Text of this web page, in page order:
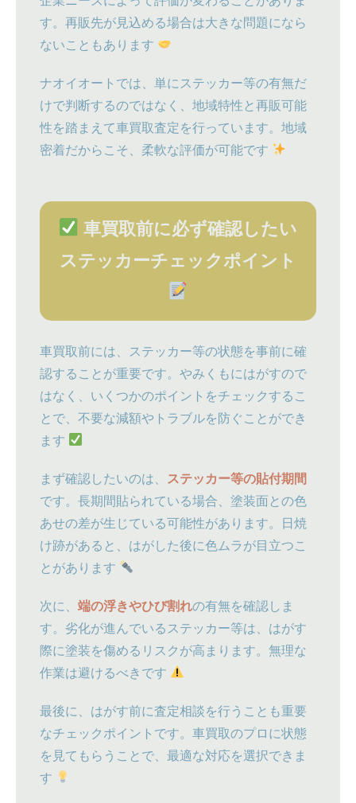
す。再販先が見込める場合は大きな問題になら
ないこともあります
ナオイオートでは、単にステッカー等の有無だ
けで判断するのではなく、地域特性と再販可能
性を踏まえて車買取査定を行っています。地域
密着だからこそ、柔軟な評価が可能です
車買取前に必ず確認したい
ステッカーチェックポイント
車買取前には、ステッカー等の状態を事前に確
認することが重要です。やみくもにはがすので
はなく、いくつかのポイントをチェックするこ
とで、不要な減額やトラブルを防ぐことができ
ます
まず確認したいのは、
ステッカー等の貼付期間
です。長期間貼られている場合、塗装面との色
あせの差が生じている可能性があります。日焼
け跡があると、はがした後に色ムラが目立つこ
とがあります
次に、 端の浮きやひび割れの有無を確認しま
す。劣化が進んでいるステッカー等は、はがす
際に塗装を傷めるリスクが高まります。無理な
作業は避けるべきです
最後に、はがす前に査定相談を行うことも重要
なチェックポイントです。車買取のプロに状態
を見てもらうことで、最適な対応を選択できま
す